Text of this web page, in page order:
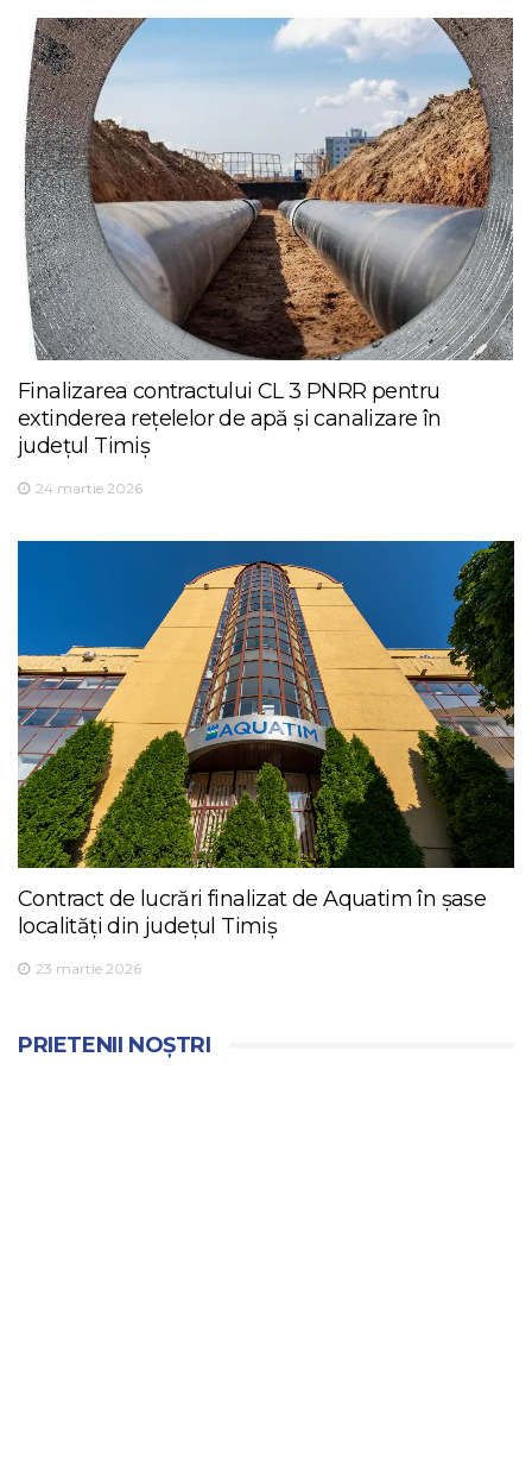
Finalizarea contractului CL 3 PNRR pentru
extinderea rețelelor de apă și canalizare în
județul Timiș
24 martie 2026
Contract de lucrări finalizat de Aquatim în șase
localități din județul Timiș
23 martie 2026
PRIETENII NOȘTRI